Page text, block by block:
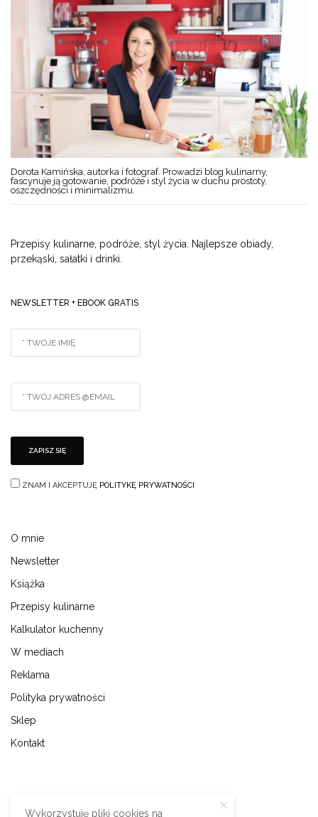
Dorota Kamińska, autorka i fotograf. Prowadzi blog kulinarny,
fascynuje ją gotowanie, podróże i styl życia w duchu prostoty,
oszczędności i minimalizmu.
Przepisy kulinarne, podróże, styl życia. Najlepsze obiady,
przekąski, sałatki i drinki.
NEWSLETTER + EBOOK GRATIS
ZNAM I AKCEPTUJĘ POLITYKĘ PRYWATNOŚCI
O mnie
Newsletter
Książka
Przepisy kulinarne
Kalkulator kuchenny
W mediach
Reklama
Polityka prywatności
Sklep
Kontakt
Wykorzystuję pliki cookies na